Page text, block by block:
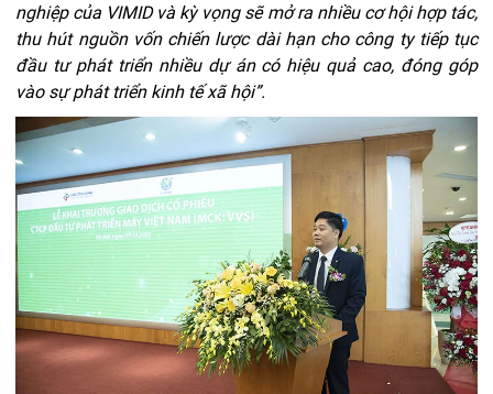
nghiệp của VIMID và kỳ vọng sẽ mở ra nhiều cơ hội hợp tác,
thu hút nguồn vốn chiến lược dài hạn cho công ty tiếp tục
đầu tư phát triển nhiều dự án có hiệu quả cao, đóng góp
vào sự phát triển kinh tế xã hội”.